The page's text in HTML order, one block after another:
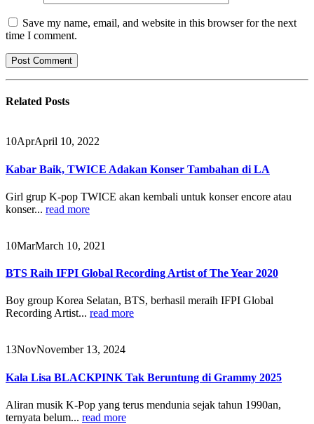
Save my name, email, and website in this browser for the next
time I comment.
Related Posts
10AprApril 10, 2022
Kabar Baik, TWICE Adakan Konser Tambahan di LA
Girl grup K-pop TWICE akan kembali untuk konser encore atau
konser... read more
10MarMarch 10, 2021
BTS Raih IFPI Global Recording Artist of The Year 2020
Boy group Korea Selatan, BTS, berhasil meraih IFPI Global
Recording Artist... read more
13NovNovember 13, 2024
Kala Lisa BLACKPINK Tak Beruntung di Grammy 2025
Aliran musik K-Pop yang terus mendunia sejak tahun 1990an,
ternyata belum... read more